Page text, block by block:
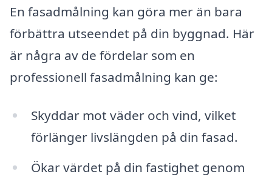
En fasadmålning kan göra mer än bara
förbättra utseendet på din byggnad. Här
är några av de fördelar som en
professionell fasadmålning kan ge:
Skyddar mot väder och vind, vilket
förlänger livslängden på din fasad.
Ökar värdet på din fastighet genom